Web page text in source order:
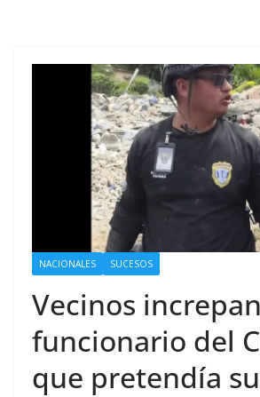
NACIONALES SUCESOS
Vecinos
funcionario del
que pretendía